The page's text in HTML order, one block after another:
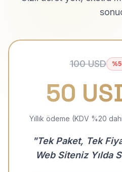
100 USD
50
Yıllık ödeme (KDV %20
"Tek Paket, Tek
Web Siteniz Yılda